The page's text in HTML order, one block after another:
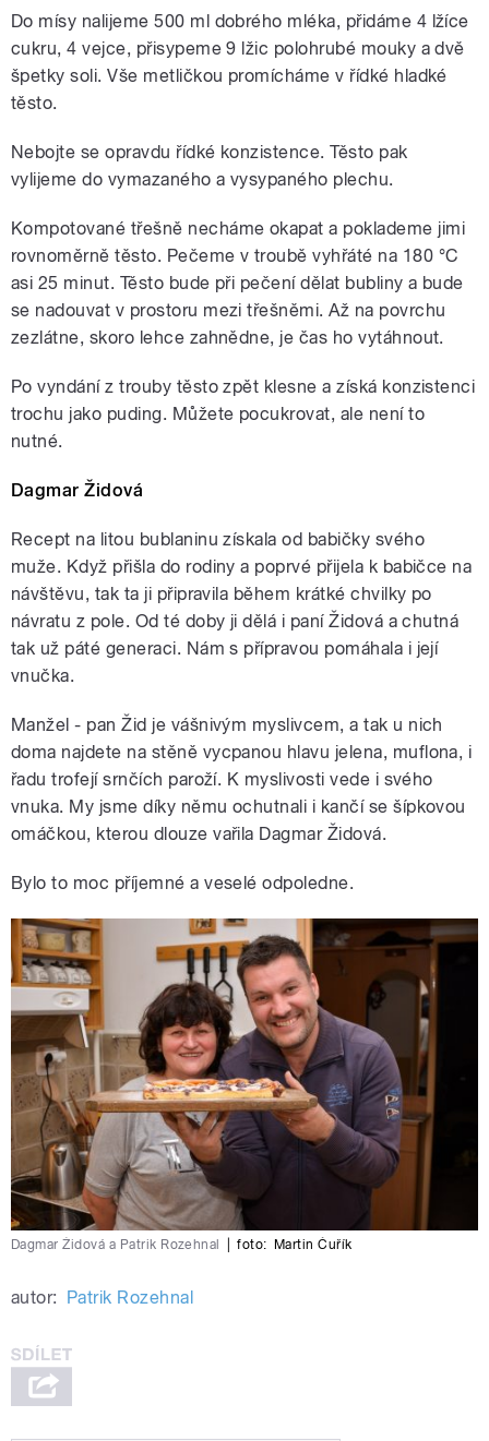
Do mísy nalijeme 500 ml dobrého mléka, přidáme 4 lžíce
cukru, 4 vejce, přisypeme 9 lžic polohrubé mouky a dvě
špetky soli. Vše metličkou promícháme v řídké hladké
těsto.
Nebojte se opravdu řídké konzistence. Těsto pak
vylijeme do vymazaného a vysypaného plechu.
Kompotované třešně necháme okapat a poklademe jimi
rovnoměrně těsto. Pečeme v troubě vyhřáté na 180 °C
asi 25 minut. Těsto bude při pečení dělat bubliny a bude
se nadouvat v prostoru mezi třešněmi. Až na povrchu
zezlátne, skoro lehce zahnědne, je čas ho vytáhnout.
Po vyndání z trouby těsto zpět klesne a získá konzistenci
trochu jako puding. Můžete pocukrovat, ale není to
nutné.
Dagmar Židová
Recept na litou bublaninu získala od babičky svého
muže. Když přišla do rodiny a poprvé přijela k babičce na
návštěvu, tak ta ji připravila během krátké chvilky po
návratu z pole. Od té doby ji dělá i paní Židová a chutná
tak už páté generaci. Nám s přípravou pomáhala i její
vnučka.
Manžel - pan Žid je vášnivým myslivcem, a tak u nich
doma najdete na stěně vycpanou hlavu jelena, muflona, i
řadu trofejí srnčích paroží. K myslivosti vede i svého
vnuka. My jsme díky němu ochutnali i kančí se šípkovou
omáčkou, kterou dlouze vařila Dagmar Židová.
Bylo to moc příjemné a veselé odpoledne.
Dagmar Židová a Patrik Rozehnal foto: Martin Čuřík
autor: Patrik Rozehnal